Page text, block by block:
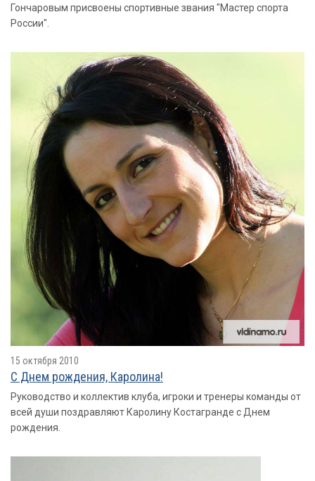
Гончаровым присвоены спортивные звания "Мастер спорта
России".
15 октября 2010
С Днем рождения, Каролина!
Руководство и коллектив клуба, игроки и тренеры команды от
всей души поздравляют Каролину Костагранде с Днем
рождения.